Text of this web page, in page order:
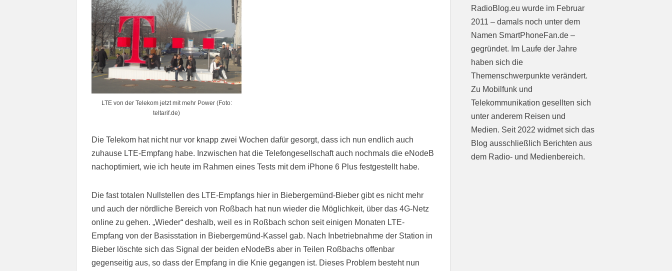
LTE von der Telekom jetzt mit mehr Power (Foto:
teltarif.de)
Die Telekom hat nicht nur vor knapp zwei Wochen dafür gesorgt, dass ich nun endlich auch
zuhause LTE-Empfang habe. Inzwischen hat die Telefongesellschaft auch nochmals die eNodeB
nachoptimiert, wie ich heute im Rahmen eines Tests mit dem iPhone 6 Plus festgestellt habe.
Die fast totalen Nullstellen des LTE-Empfangs hier in Biebergemünd-Bieber gibt es nicht mehr
und auch der nördliche Bereich von Roßbach hat nun wieder die Möglichkeit, über das 4G-Netz
online zu gehen. „Wieder“ deshalb, weil es in Roßbach schon seit einigen Monaten LTE-
Empfang von der Basisstation in Biebergemünd-Kassel gab. Nach Inbetriebnahme der Station in
Bieber löschte sich das Signal der beiden eNodeBs aber in Teilen Roßbachs offenbar
gegenseitig aus, so dass der Empfang in die Knie gegangen ist. Dieses Problem besteht nun
RadioBlog.eu wurde im Februar
2011 – damals noch unter dem
Namen SmartPhoneFan.de –
gegründet. Im Laufe der Jahre
haben sich die
Themenschwerpunkte verändert.
Zu Mobilfunk und
Telekommunikation gesellten sich
unter anderem Reisen und
Medien. Seit 2022 widmet sich das
Blog ausschließlich Berichten aus
dem Radio- und Medienbereich.